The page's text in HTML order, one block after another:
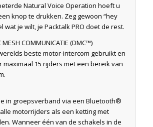
Natural Voice Operation hoeft u
knop te drukken. Zeg gewoon “hey
wat je wilt, je Packtalk PRO doet de rest.
MESH COMMUNICATIE (DMC™)
beste motor-intercom gebruikt en
maximaal 15 rijders met een bereik van
in groepsverband via een Bluetooth®
motorrijders als een ketting met
Wanneer één van de schakels in de